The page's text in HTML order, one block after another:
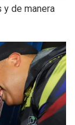
de manera